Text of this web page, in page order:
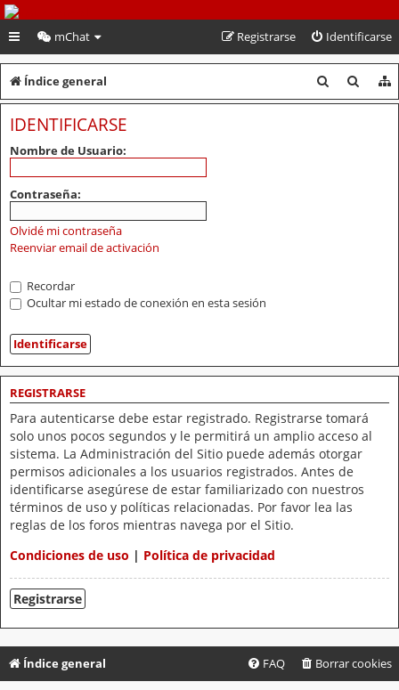
PeruVoley.com
mChat Identificarse
Registrarse
Índice general
u
u
IDENTIFICARSE
Nombre de Usuario:
Contraseña:
Olvidé mi contraseña
Reenviar email de activación
Recordar
Ocultar mi estado de conexión en esta sesión
REGISTRARSE
Para autenticarse debe estar registrado. Registrarse tomará
solo unos pocos segundos y le permitirá un amplio acceso al
sistema. La Administración del Sitio puede además otorgar
permisos adicionales a los usuarios registrados. Antes de
identificarse asegúrese de estar familiarizado con nuestros
términos de uso y políticas relacionadas. Por favor lea las
reglas de los foros mientras navega por el Sitio.
Condiciones de uso | Política de privacidad
Registrarse
Índice general Borrar cookies
FAQ